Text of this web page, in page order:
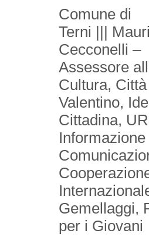
Comune di
Terni |||
Cecconelli –
Assessore
Cultura,
Valentino,
Cittadina,
Informazione
Gemellaggi,
per i Giovani